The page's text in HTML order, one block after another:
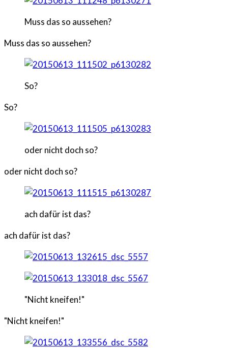
Muss das so aussehen?
Muss das so aussehen?
So?
So?
oder nicht doch so?
oder nicht doch so?
ach dafür ist das?
ach dafür ist das?
"Nicht kneifen!"
"Nicht kneifen!"